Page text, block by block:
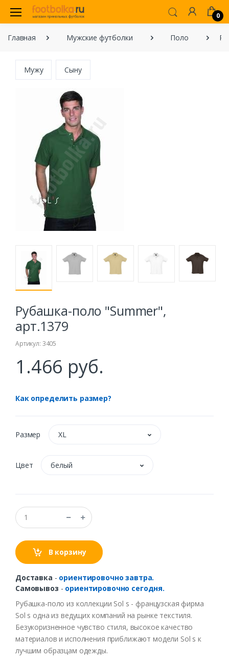
0
Главная Мужские футболки Поло
Мужу Сыну
Рубашка-поло "Summer",
арт.1379
Артикул: 3405
1.466 руб.
Как определить размер?
Размер XL
Цвет белый
В корзину
Доставка - ориентировочно завтра.
Самовывоз - ориентировочно сегодня.
Рубашка-поло из коллекции Sol s - французская фирма
Sol s одна из ведущих компаний на рынке текстиля.
Безукоризненное чувство стиля, высокое качество
материалов иисполнения приближают модели Sol s к
лучшим образцам одежды.